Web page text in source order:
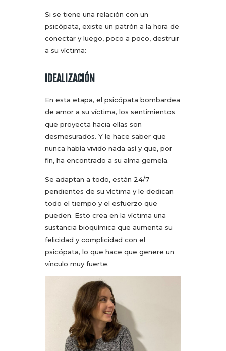
Si se tiene una relación con un
psicópata, existe un patrón a la hora de
conectar y luego, poco a poco, destruir
a su víctima:
IDEALIZACIÓN
En esta etapa, el psicópata bombardea
de amor a su víctima, los sentimientos
que proyecta hacia ellas son
desmesurados. Y le hace saber que
nunca había vivido nada así y que, por
fin, ha encontrado a su alma gemela.
Se adaptan a todo, están 24/7
pendientes de su víctima y le dedican
todo el tiempo y el esfuerzo que
pueden. Esto crea en la víctima una
sustancia bioquímica que aumenta su
felicidad y complicidad con el
psicópata, lo que hace que genere un
vínculo muy fuerte.